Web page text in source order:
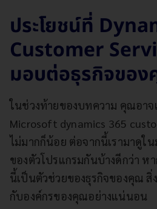
ประโยชน์ที่
Customer
มอบต่อธุรกิจขอ
ในช่วงท้ายของบทความ คุณอาจ
Microsoft dynamics 365
ไม่มากก็น้อย ต่อจากนี้เรามาดูใ
ของตัวโปรแกรมกันบ้างดีกว่า ห
นี้เป็นตัวช่วยของธุรกิจของคุณ สิ่
กับองค์กรของคุณอย่างแน่นอน